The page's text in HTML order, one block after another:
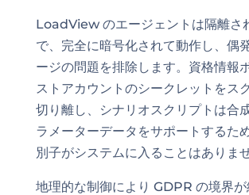
LoadView のエージェントは隔離さ
で、完全に暗号化されて動作し、偶
ージの問題を排除します。資格情報
ストアカウントのシークレットをス
切り離し、シナリオスクリプトは合
ラメーターデータをサポートするた
別子がシステムに入ることはありませ
地理的な制御により GDPR の境界が